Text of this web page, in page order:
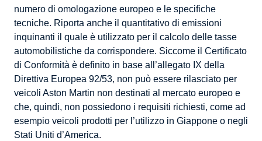
numero di omologazione europeo e le specifiche
tecniche. Riporta anche il quantitativo di emissioni
inquinanti il quale è utilizzato per il calcolo delle tasse
automobilistiche da corrispondere. Siccome il Certificato
di Conformità è definito in base all’allegato IX della
Direttiva Europea 92/53, non può essere rilasciato per
veicoli Aston Martin non destinati al mercato europeo e
che, quindi, non possiedono i requisiti richiesti, come ad
esempio veicoli prodotti per l’utilizzo in Giappone o negli
Stati Uniti d’America.